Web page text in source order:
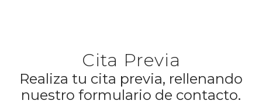
Cita Previa
Realiza tu cita previa, rellenando
nuestro formulario de contacto.